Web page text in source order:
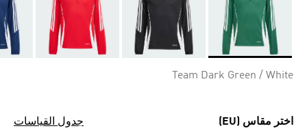
Team Dark Green / White
اختر مقاس (EU) جدول القياسات